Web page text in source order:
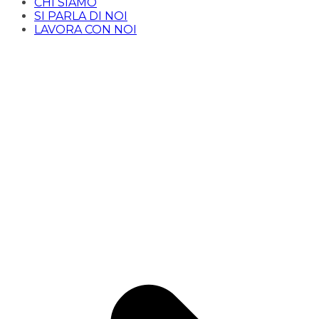
SI PARLA DI NOI
LAVORA CON NOI